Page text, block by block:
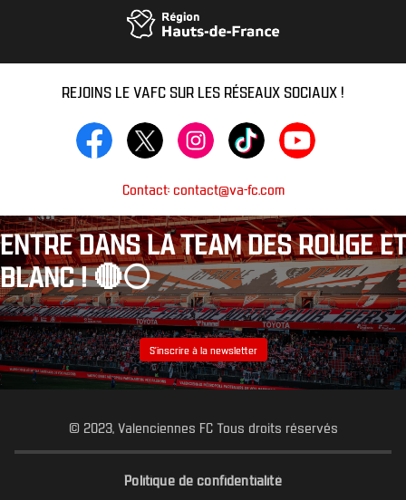
REJOINS LE VAFC SUR LES RÉSEAUX SOCIAUX !
Contact: contact@va-fc.com
ENTRE DANS LA TEAM DES ROUGE ET
BLANC ! 🔴⚪️
S’inscrire à la newsletter
© 2023, Valenciennes FC Tous droits réservés
Politique de confidentialité